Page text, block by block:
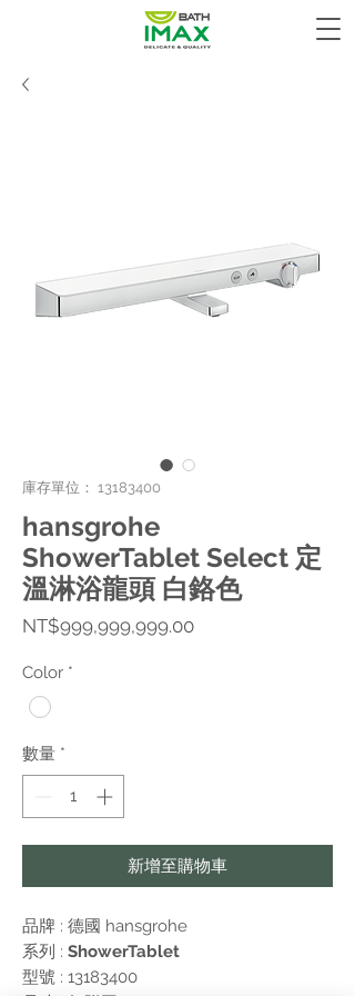
庫存單位： 13183400
hansgrohe
ShowerTablet Select 定
溫淋浴龍頭 白鉻色
NT$999,999,999.00價
Color *
數量 *
新增至購物車
品牌 : 德國 hansgrohe
系列 : ShowerTablet
型號 : 13183400